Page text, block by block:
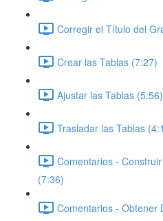
Corregir el Título del
Crear las Tablas (7:27)
Ajustar las Tablas (5:56)
Trasladar las Tablas
Comentarios -
(7:36)
Comentarios - Obtener